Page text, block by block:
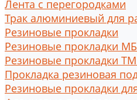
Лента с перегородками
Трак алюминиевый для
Резиновые прокладки
Резиновые прокладки
Резиновые прокладки
Прокладка резиновая
Резиновые прокладки